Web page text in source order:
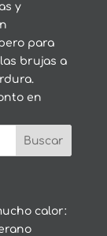
y
para
brujas a
en
calor: